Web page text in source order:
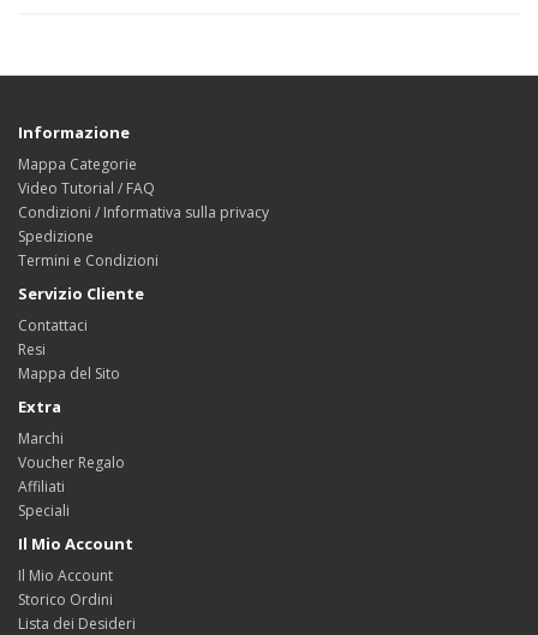
Informazione
Mappa Categorie
Video Tutorial / FAQ
Condizioni / Informativa sulla privacy
Spedizione
Termini e Condizioni
Servizio Cliente
Contattaci
Resi
Mappa del Sito
Extra
Marchi
Voucher Regalo
Affiliati
Speciali
Il Mio Account
Il Mio Account
Storico Ordini
Lista dei Desideri